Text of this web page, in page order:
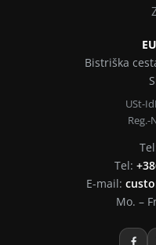
Bistriška
USt-
Reg.-
Tel:
E-mail:
Mo. –